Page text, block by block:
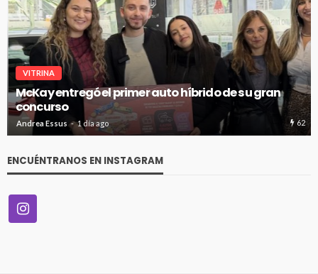
VITRINA
McKay entregó el primer auto híbrido de su gran
concurso
Andrea Essus 1 día ago 62
ENCUÉNTRANOS EN INSTAGRAM